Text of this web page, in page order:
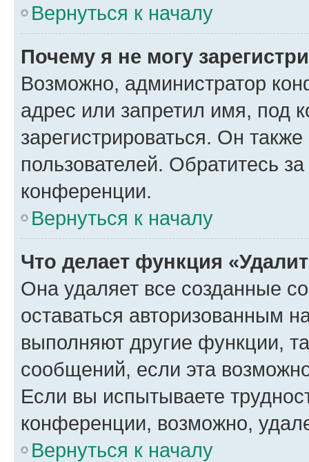
Вернуться к началу
Почему я не могу
Возможно, администратор
адрес или запретил имя, под
зарегистрироваться. Он
пользователей. Обратитесь
конференции.
Вернуться к началу
Что делает функция
Она удаляет все созданные
оставаться авторизованным
выполняют другие функции,
сообщений, если эта
Если вы испытываете
конференции, возможно,
Вернуться к началу